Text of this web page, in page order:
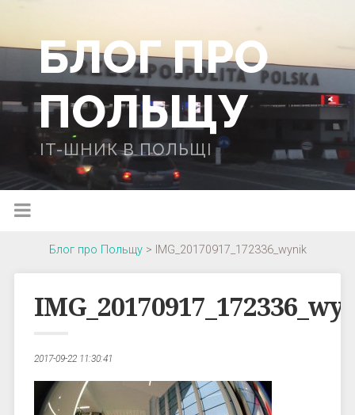
БЛОГ ПРО
ПОЛЬЩУ
IT-ШНИК В ПОЛЬЩІ
Блог про Польщу> IMG_20170917_172336_wynik
2017-09-22 11:30:41